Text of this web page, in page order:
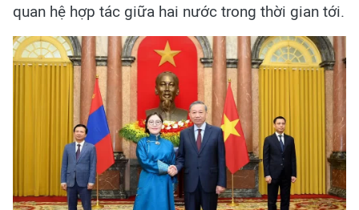
quan hệ hợp tác giữa hai nước trong thời gian tới.